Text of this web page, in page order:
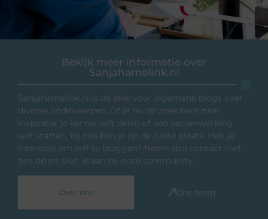
Bekijk meer informatie over
Sanjahamelink.nl
Sanjahamelink.nl is dé plek voor algemene blogs over
diverse onderwerpen. Of je nu op zoek bent naar
inspiratie, je kennis wilt delen of een samenwerking
wilt starten, bij ons ben je op de juiste plaats. Heb je
interesse om zelf te bloggen? Neem dan contact met
ons op en sluit je aan bij onze community.
Over ons Ons team